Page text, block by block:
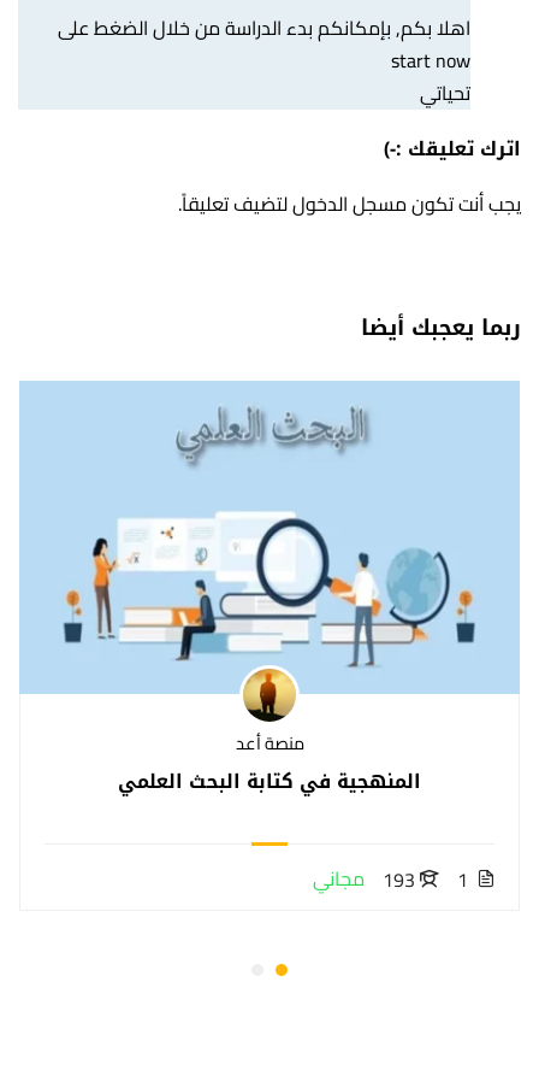
اهلا بكم, بإمكانكم بدء الدراسة من خلال الضغط على
start now
تحياتي
اترك تعليقك :-)
يجب أنت تكونمسجل الدخوللتضيف تعليقاً.
ربما يعجبك أيضا
منصة أعد
المنهجية في كتابة البحث العلمي
1
193 مجاني